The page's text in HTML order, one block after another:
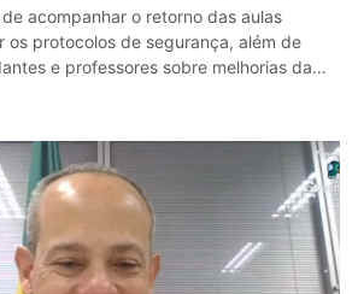
acompanhar o retorno das aulas
os protocolos de segurança, além de
e professores sobre melhorias da